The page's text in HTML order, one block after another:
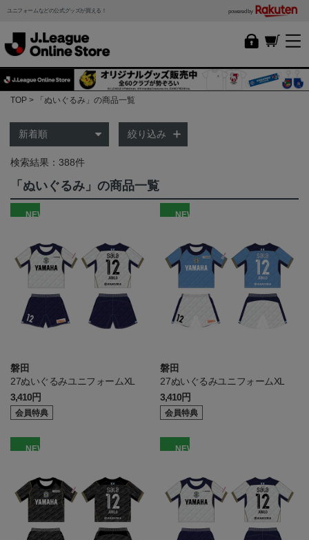
ユニフォームなどの公式グッズが買える！ powered by
TOP 「ぬいぐるみ」の商品一覧
絞り込み
検索結果：388件
「ぬいぐるみ」の商品一覧
NEW
磐田
27ぬいぐるみユニフォームXL
3,410円
会員特典
NEW
磐田
27ぬいぐるみユニフォームXL
3,410円
会員特典
NEW NEW